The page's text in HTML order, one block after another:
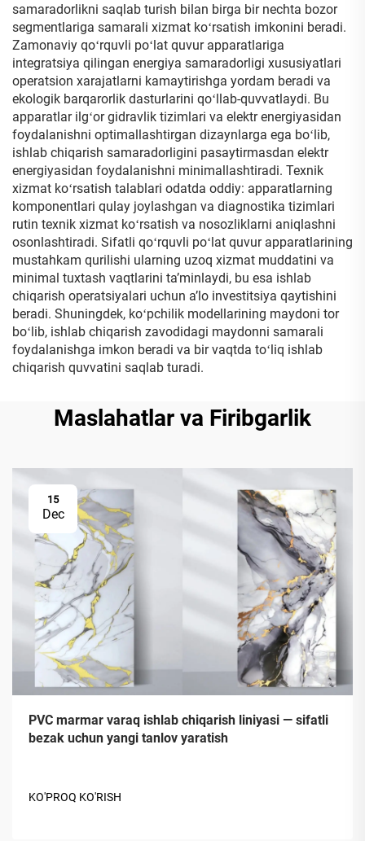
samaradorlikni saqlab turish bilan birga bir nechta bozor
segmentlariga samarali xizmat koʻrsatish imkonini beradi.
Zamonaviy qoʻrquvli poʻlat quvur apparatlariga
integratsiya qilingan energiya samaradorligi xususiyatlari
operatsion xarajatlarni kamaytirishga yordam beradi va
ekologik barqarorlik dasturlarini qoʻllab-quvvatlaydi. Bu
apparatlar ilgʻor gidravlik tizimlari va elektr energiyasidan
foydalanishni optimallashtirgan dizaynlarga ega boʻlib,
ishlab chiqarish samaradorligini pasaytirmasdan elektr
energiyasidan foydalanishni minimallashtiradi. Texnik
xizmat koʻrsatish talablari odatda oddiy: apparatlarning
komponentlari qulay joylashgan va diagnostika tizimlari
rutin texnik xizmat koʻrsatish va nosozliklarni aniqlashni
osonlashtiradi. Sifatli qoʻrquvli poʻlat quvur apparatlarining
mustahkam qurilishi ularning uzoq xizmat muddatini va
minimal tuxtash vaqtlarini taʼminlaydi, bu esa ishlab
chiqarish operatsiyalari uchun aʼlo investitsiya qaytishini
beradi. Shuningdek, koʻpchilik modellarining maydoni tor
boʻlib, ishlab chiqarish zavodidagi maydonni samarali
foydalanishga imkon beradi va bir vaqtda toʻliq ishlab
chiqarish quvvatini saqlab turadi.
Maslahatlar va Firibgarlik
15
Dec
PVC marmar varaq ishlab chiqarish liniyasi — sifatli
bezak uchun yangi tanlov yaratish
KO'PROQ KO'RISH